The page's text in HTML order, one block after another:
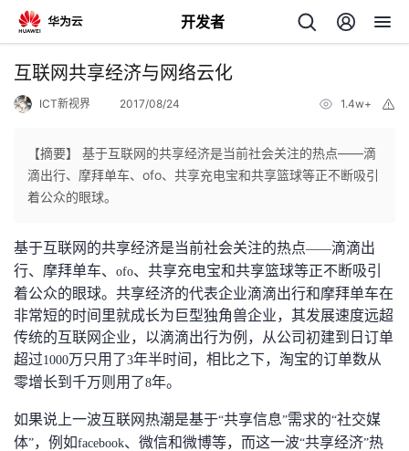
开发者
返
人
主
页
我
的
开
者
互联网共享经济与网络云化
ICT新视界 2017/08/24 1.4w+
【摘要】 基于互联网的共享经济是当前社会关注的热点——滴
滴出行、摩拜单车、ofo、共享充电宝和共享篮球等正不断吸引
着公众的眼球。
基于互联网的共享经济是当前社会关注的热点——滴滴出
行、摩拜单车、 ofo、共享充电宝和共享篮球等正不断吸引
着公众的眼球。共享经济的代表企业滴滴出行和摩拜单车在
非常短的时间里就成长为巨型独角兽企业，其发展速度远超
传统的互联网企业，以滴滴出行为例，从公司初建到日订单
超过1000万只用了3年半时间，相比之下，淘宝的订单数从
零增长到千万则用了8年。
如果说上一波互联网热潮是基于“共享信息”需求的“社交媒
体”，例如facebook、微信和微博等，而这一波“共享经济”热